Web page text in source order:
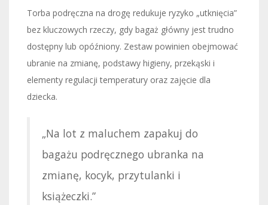
Torba podręczna na drogę redukuje ryzyko „utknięcia”
bez kluczowych rzeczy, gdy bagaż główny jest trudno
dostępny lub opóźniony. Zestaw powinien obejmować
ubranie na zmianę, podstawy higieny, przekąski i
elementy regulacji temperatury oraz zajęcie dla
dziecka.
„Na lot z maluchem zapakuj do
bagażu podręcznego ubranka na
zmianę, kocyk, przytulanki i
książeczki.”